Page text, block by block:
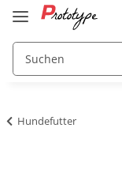
Hundefutter